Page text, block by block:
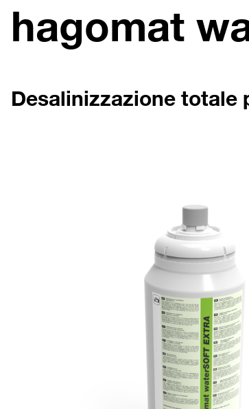
hagomat
Desalinizzazione